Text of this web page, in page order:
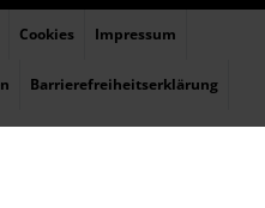
Cookies Impressum
Barrierefreiheitserklärung